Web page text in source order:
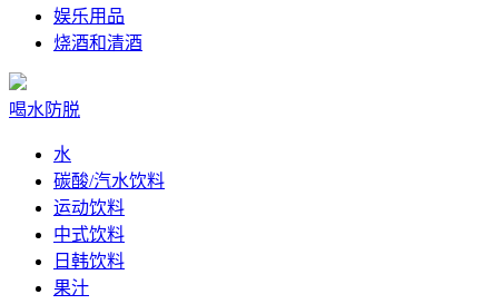
娱乐用品
烧酒和清酒
喝水防脱
水
碳酸/汽水饮料
运动饮料
中式饮料
日韩饮料
果汁